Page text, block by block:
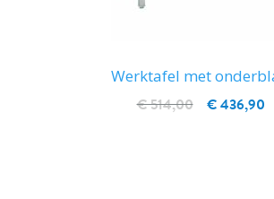
Werktafel met
€ 436,90
€ 514,00